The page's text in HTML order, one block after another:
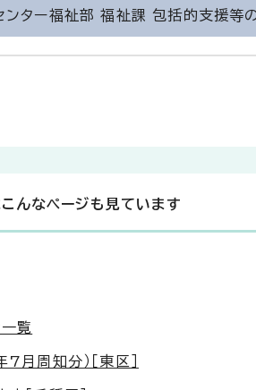
ンター福祉部 福祉課 包括的支援等
んなページも見ています
覧
月周知分）［東区］